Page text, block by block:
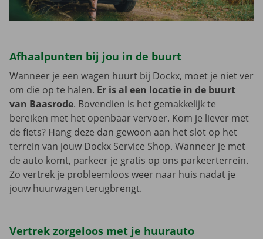
Afhaalpunten bij jou in de buurt
Wanneer je een wagen huurt bij Dockx, moet je niet ver
om die op te halen. Er is al een locatie in de buurt
van Baasrode. Bovendien is het gemakkelijk te
bereiken met het openbaar vervoer. Kom je liever met
de fiets? Hang deze dan gewoon aan het slot op het
terrein van jouw Dockx Service Shop. Wanneer je met
de auto komt, parkeer je gratis op ons parkeerterrein.
Zo vertrek je probleemloos weer naar huis nadat je
jouw huurwagen terugbrengt.
Vertrek zorgeloos met je huurauto